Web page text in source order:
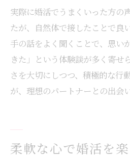
実際に婚活でうまくいった方の
たが、自然体で接したことで良
手の話をよく聞くことで、思い
きた」という体験談が多く寄せ
さを大切にしつつ、積極的な行
が、理想のパートナーとの出会
柔軟な心で婚活を